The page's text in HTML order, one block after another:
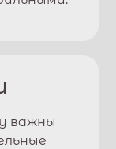
важны